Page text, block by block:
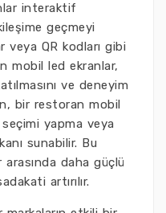
interaktif
geçmeyi
veya QR kodları gibi
mobil led ekranlar,
ve deneyim
bir restoran mobil
yapma veya
sunabilir. Bu
daha güçlü
artırılır.